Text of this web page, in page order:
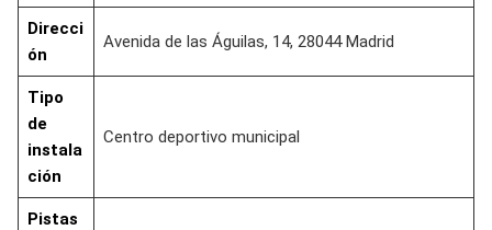
Direcci
ón
Avenida de las Águilas, 14, 28044 Madrid
Tipo
de
instala
ción
Centro deportivo municipal
Pistas